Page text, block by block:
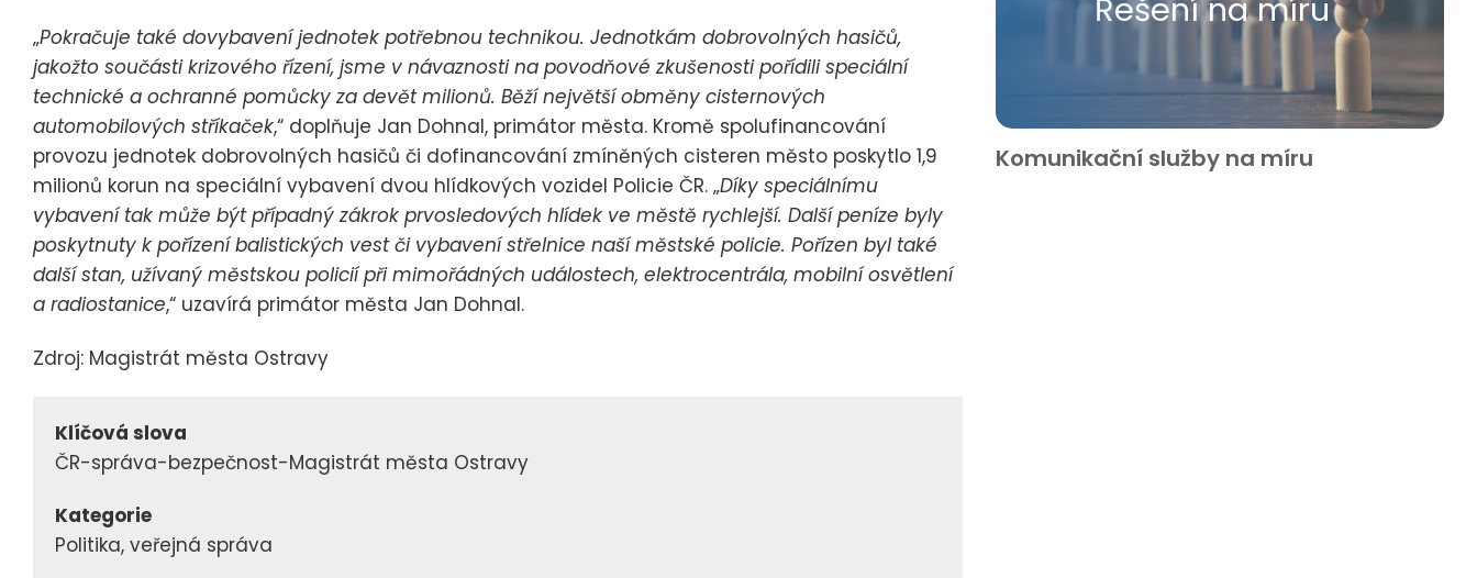
„Pokračuje také dovybavení jednotek potřebnou technikou. Jednotkám dobrovolných hasičů,
jakožto součásti krizového řízení, jsme v návaznosti na povodňové zkušenosti pořídili speciální
technické a ochranné pomůcky za devět milionů. Běží největší obměny cisternových
automobilových stříkaček,“ doplňuje Jan Dohnal, primátor města. Kromě spolufinancování
provozu jednotek dobrovolných hasičů či dofinancování zmíněných cisteren město poskytlo 1,9
milionů korun na speciální vybavení dvou hlídkových vozidel Policie ČR. „Díky speciálnímu
vybavení tak může být případný zákrok prvosledových hlídek ve městě rychlejší. Další peníze byly
poskytnuty k pořízení balistických vest či vybavení střelnice naší městské policie. Pořízen byl také
další stan, užívaný městskou policií při mimořádných událostech, elektrocentrála, mobilní osvětlení
a radiostanice,“ uzavírá primátor města Jan Dohnal.
Zdroj: Magistrát města Ostravy
Klíčová slova
ČR-správa-bezpečnost-Magistrát města Ostravy
Kategorie
Politika, veřejná správa
Řešení na míru
Komunikační služby na míru